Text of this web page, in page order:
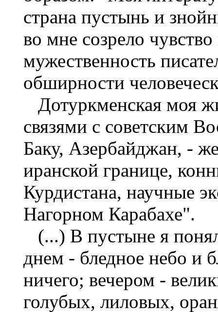
страна пустынь и
во мне созрело
мужественность
обширности
Дотуркменская моя
связями с советским
Баку, Азербайджан, -
иранской границе,
Курдистана, научные
Нагорном Карабахе".
(...) В пустыне я
днем - бледное небо и
ничего; вечером -
голубых, лиловых,